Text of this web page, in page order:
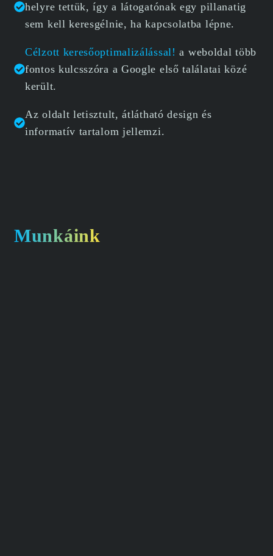
helyre tettük, így a látogatónak egy pillanatig
sem kell keresgélnie, ha kapcsolatba lépne.
Célzott keresőoptimalizálással! a weboldal több
fontos kulcsszóra a Google első találatai közé
került.
Az oldalt letisztult, átlátható design és
informatív tartalom jellemzi.
Munkáink